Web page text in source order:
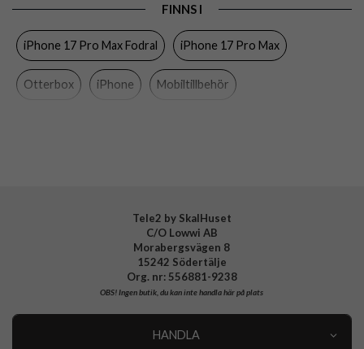
Kortfack, MagSafe-kompatibel
Färg Genomskinlig, Svart
Material Hårdplast (PC), Mjukplast (TPU), PU (Polyuretan)
FINNS I
iPhone 17 Pro Max Fodral iPhone 17 Pro Max
Otterbox iPhone Mobiltillbehör
Tele2 by SkalHuset
C/O Lowwi AB
Morabergsvägen 8
15242 Södertälje
Org. nr: 556881-9238
OBS!Ingen butik, du kan inte handla här på plats
HANDLA